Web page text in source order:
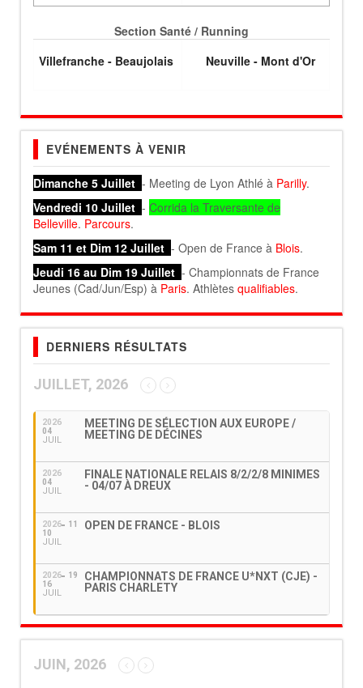
Section Santé / Running
Villefranche - Beaujolais
Neuville - Mont d'Or
EVÉNEMENTS À VENIR
Dimanche 5 Juillet - Meeting de Lyon Athlé à Parilly.
Vendredi 10 Juillet - Corrida la Traversante de
Belleville. Parcours.
Sam 11 et Dim 12 Juillet - Open de France à Blois.
Jeudi 16 au Dim 19 Juillet - Championnats de France
Jeunes (Cad/Jun/Esp) à Paris. Athlètes qualifiables.
DERNIERS RÉSULTATS
JUILLET, 2026
2026
04
JUIL
MEETING DE SÉLECTION AUX EUROPE /
MEETING DE DÉCINES
2026
04
JUIL
FINALE NATIONALE RELAIS 8/2/2/8 MINIMES
- 04/07 À DREUX
2026
10
JUIL
11 OPEN DE FRANCE - BLOIS
2026
16
JUIL
19
CHAMPIONNATS DE FRANCE U*NXT (CJE) -
PARIS CHARLETY
JUIN, 2026